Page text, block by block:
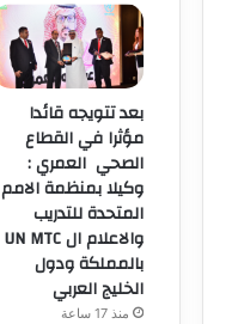
بعد تتويجه قائدا
مؤثرا في القطاع
الصحي العمري :
وكيلا بمنظمة الامم
المتحدة للتدريب
والاعلام ال UN MTC
بالمملكة ودول
الخليج العربي
منذ 17 ساعة